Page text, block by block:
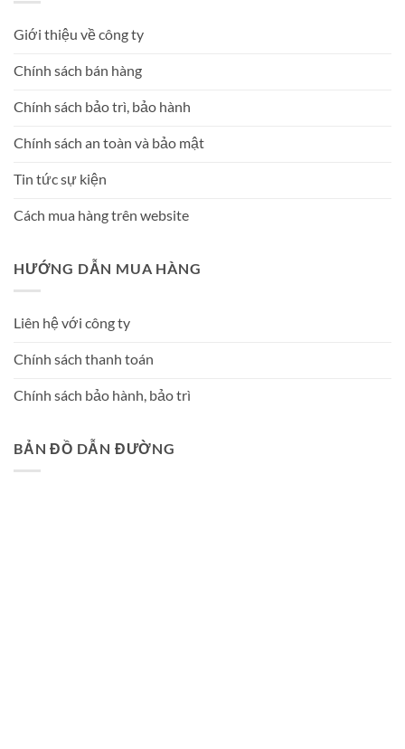
Giới thiệu về công ty
Chính sách bán hàng
Chính sách bảo trì, bảo hành
Chính sách an toàn và bảo mật
Tin tức sự kiện
Cách mua hàng trên website
HƯỚNG DẪN MUA HÀNG
Liên hệ với công ty
Chính sách thanh toán
Chính sách bảo hành, bảo trì
BẢN ĐỒ DẪN ĐƯỜNG